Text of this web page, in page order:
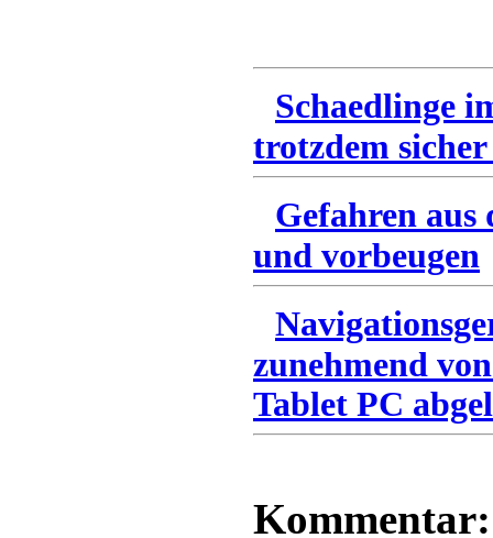
Schaedlinge
trotzdem
Gefahren
und vorbeugen
zunehmend
Tablet PC
Kommentar: